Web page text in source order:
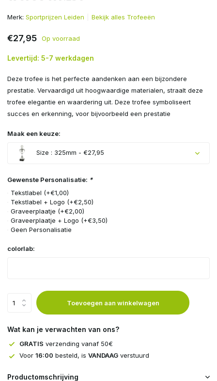
Merk: Sportprijzen Leiden Bekijk alles Trofeeën
€27,95 Op voorraad
Levertijd: 5-7 werkdagen
Deze trofee is het perfecte aandenken aan een bijzondere
prestatie. Vervaardigd uit hoogwaardige materialen, straalt deze
trofee elegantie en waardering uit. Deze trofee symboliseert
succes en erkenning, voor bijvoorbeeld een prestatie
Maak een keuze:
Size : 325mm - €27,95
Gewenste Personalisatie: *
Tekstlabel (+€1,00)
Tekstlabel + Logo (+€2,50)
Graveerplaatje (+€2,00)
Graveerplaatje + Logo (+€3,50)
Geen Personalisatie
colorlab:
Toevoegen aan winkelwagen
Wat kan je verwachten van ons?
GRATIS verzending vanaf 50€
Voor 16:00 besteld, is VANDAAG verstuurd
Productomschrijving